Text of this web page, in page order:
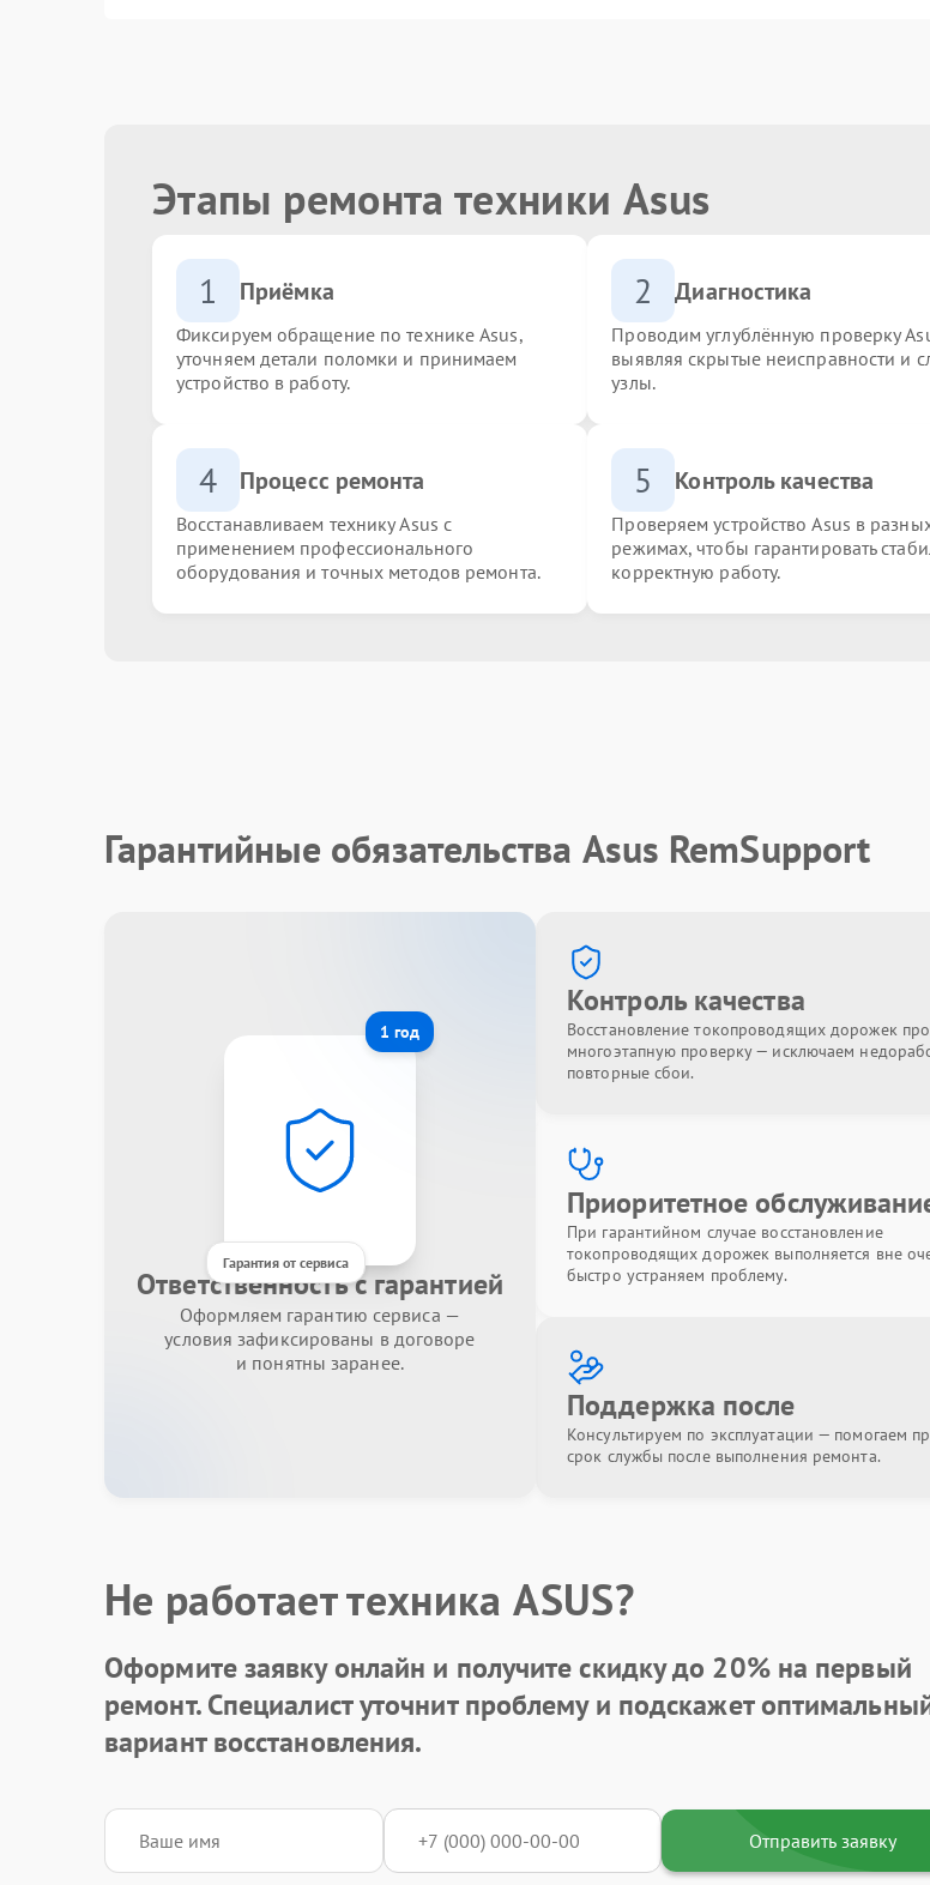
Этапы ремонта техники Asus
1 Приёмка
Фиксируем обращение по технике Asus,
уточняем детали поломки и принимаем
устройство в работу.
2 Диагностика
Проводим углублённую проверку
выявляя скрытые неисправности и
узлы.
4 Процесс ремонта
Восстанавливаем технику Asus с
применением профессионального
оборудования и точных методов ремонта.
5 Контроль качества
Проверяем устройство Asus в
режимах, чтобы гарантировать
корректную работу.
Гарантийные обязательства Asus RemSupport
1 год
Гарантия от сервиса
Ответственность с гарантией
Оформляем гарантию сервиса —
условия зафиксированы в договоре
и понятны заранее.
Контроль качества
Восстановление токопроводящих дорожек
многоэтапную проверку — исключаем
повторные сбои.
Приоритетное
При гарантийном случае восстановление
токопроводящих дорожек выполняется вне
быстро устраняем проблему.
Поддержка после
Консультируем по эксплуатации — помогаем
срок службы после выполнения ремонта.
Не работает техника ASUS?
Оформите заявку онлайн и получитескидку до 20%на первый
ремонт. Специалист уточнит проблему и подскажет
вариант восстановления.
Отправить заявку